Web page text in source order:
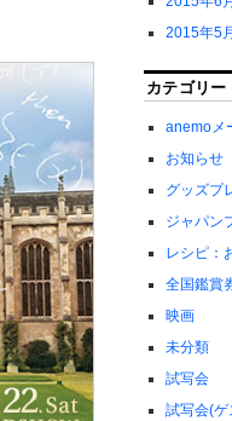
2015年5
カテゴリー
anemoメ
お知らせ
グッズプ
ジャパン
レシピ：
全国鑑賞
映画
未分類
試写会
試写会(